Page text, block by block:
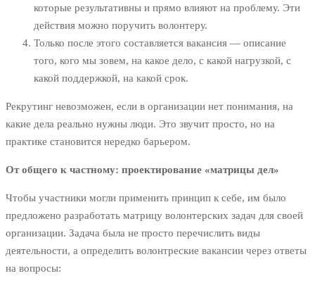
которые результативны и прямо влияют на проблему. Эти
действия можно поручить волонтеру.
Только после этого составляется вакансия — описание
того, кого мы зовем, на какое дело, с какой нагрузкой, с
какой поддержкой, на какой срок.
Рекрутинг невозможен, если в организации нет понимания, на
какие дела реально нужны люди. Это звучит просто, но на
практике становится нередко барьером.
От общего к частному: проектирование «матрицы дел»
Чтобы участники могли применить принцип к себе, им было
предложено разработать матрицу волонтерских задач для своей
организации. Задача была не просто перечислить виды
деятельности, а определить волонтреские вакансии через ответы
на вопросы: